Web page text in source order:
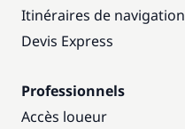
Itinéraires de navigation
Devis Express
Professionnels
Accès loueur